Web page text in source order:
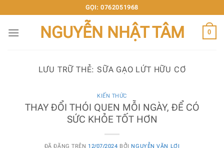
đến
nội
GỌI: 0762051968
NGUYỄN NHẬT TÂM 0
LƯU TRỮ THẺ: SỮA GẠO LỨT HỮU CƠ
KIẾN THỨC
THAY ĐỔI THÓI QUEN MỖI NGÀY, ĐỂ CÓ
SỨC KHỎE TỐT HƠN
ĐÃ ĐĂNG TRÊN 12/07/2024 BỞI NGUYỄN VĂN LỢI